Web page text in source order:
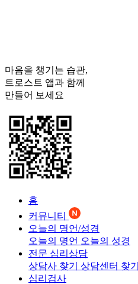
마음을 챙기는 습관,
트로스트 앱과 함께
만들어 보세요
홈
커뮤니티
오늘의 명언/성경
오늘의 명언 오늘의 성경
전문 심리상담
상담사 찾기 상담센터 찾기
심리검사